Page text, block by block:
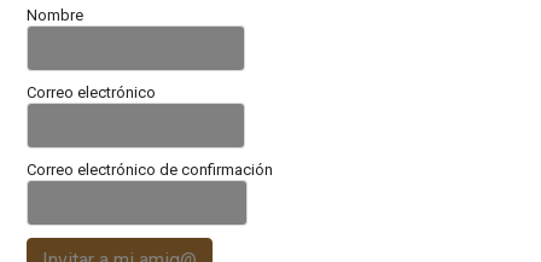
Nombre
Correo electrónico
Correo electrónico de confirmación